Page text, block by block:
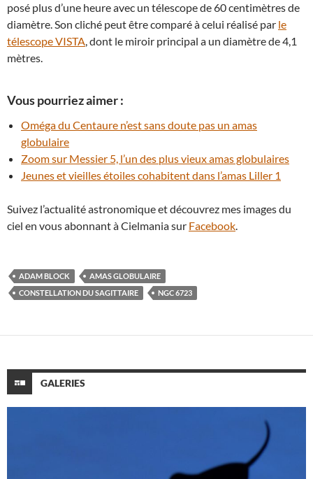
posé plus d’une heure avec un télescope de 60 centimètres de
diamètre. Son cliché peut être comparé à celui réalisé par le
télescope VISTA, dont le miroir principal a un diamètre de 4,1
mètres.
Vous pourriez aimer :
Oméga du Centaure n’est sans doute pas un amas
globulaire
Zoom sur Messier 5, l’un des plus vieux amas globulaires
Jeunes et vieilles étoiles cohabitent dans l’amas Liller 1
Suivez l’actualité astronomique et découvrez mes images du
ciel en vous abonnant à Cielmania sur Facebook.
ADAM BLOCK
AMAS GLOBULAIRE
CONSTELLATION DU SAGITTAIRE
NGC 6723
GALERIES